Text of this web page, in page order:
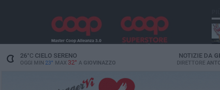
26°CCIELO SERENO
OGGI MIN 23° MAX 32° A GIOVINAZZO
NOTIZIE DA
DIRETTORE